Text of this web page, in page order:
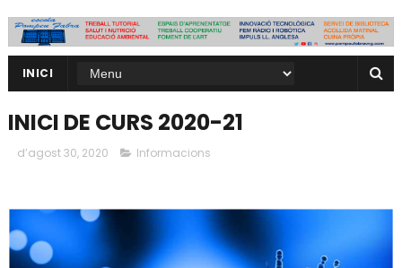
INICI
INICI DE CURS 2020-21
d’agost 30, 2020 Informacions